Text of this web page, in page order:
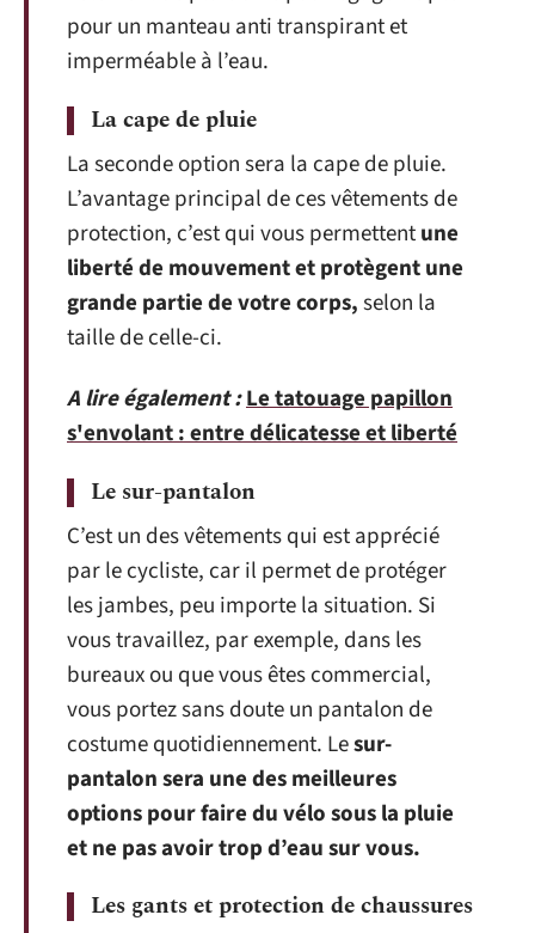
pour un manteau anti transpirant et
imperméable à l’eau.
La cape de pluie
La seconde option sera la cape de pluie.
L’avantage principal de ces vêtements de
protection, c’est qui vous permettentune
liberté de mouvement et protègent une
grande partie de votre corps,selon la
taille de celle-ci.
A lire également :Le tatouage papillon
s'envolant : entre délicatesse et liberté
Le sur-pantalon
C’est un des vêtements qui est apprécié
par le cycliste, car il permet de protéger
les jambes, peu importe la situation. Si
vous travaillez, par exemple, dans les
bureaux ou que vous êtes commercial,
vous portez sans doute un pantalon de
costume quotidiennement. Lesur-
pantalon sera une des meilleures
options pour faire du vélo sous la pluie
et ne pas avoir trop d’eau sur vous.
Les gants et protection de chaussures